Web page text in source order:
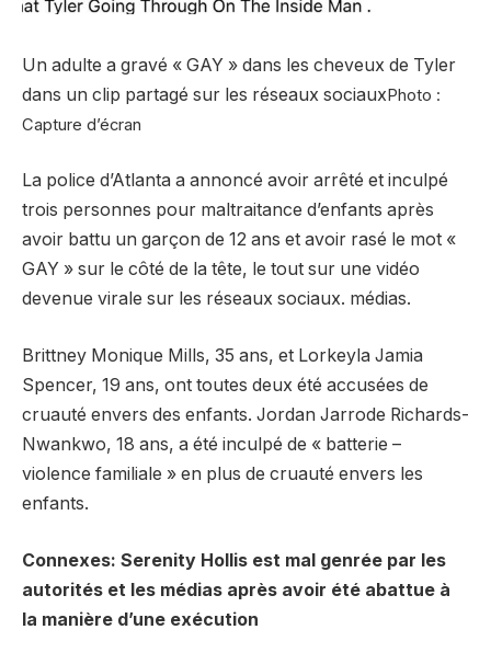
Un adulte a gravé « GAY » dans les cheveux de Tyler
dans un clip partagé sur les réseaux sociauxPhoto :
Capture d’écran
La police d’Atlanta a annoncé avoir arrêté et inculpé
trois personnes pour maltraitance d’enfants après
avoir battu un garçon de 12 ans et avoir rasé le mot «
GAY » sur le côté de la tête, le tout sur une vidéo
devenue virale sur les réseaux sociaux. médias.
Brittney Monique Mills, 35 ans, et Lorkeyla Jamia
Spencer, 19 ans, ont toutes deux été accusées de
cruauté envers des enfants. Jordan Jarrode Richards-
Nwankwo, 18 ans, a été inculpé de « batterie –
violence familiale » en plus de cruauté envers les
enfants.
Connexes: Serenity Hollis est mal genrée par les
autorités et les médias après avoir été abattue à
la manière d’une exécution